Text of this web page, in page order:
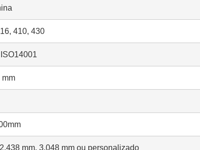
410, 430
mm
mm, 3.048 mm ou personalizado